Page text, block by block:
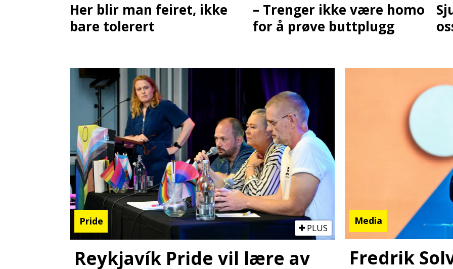
Her blir man feiret, ikke
bare tolerert
– Trenger ikke være homo
for å prøve buttplugg
Pride
PLUS
Reykjavík Pride vil lære av
Media
Fredrik